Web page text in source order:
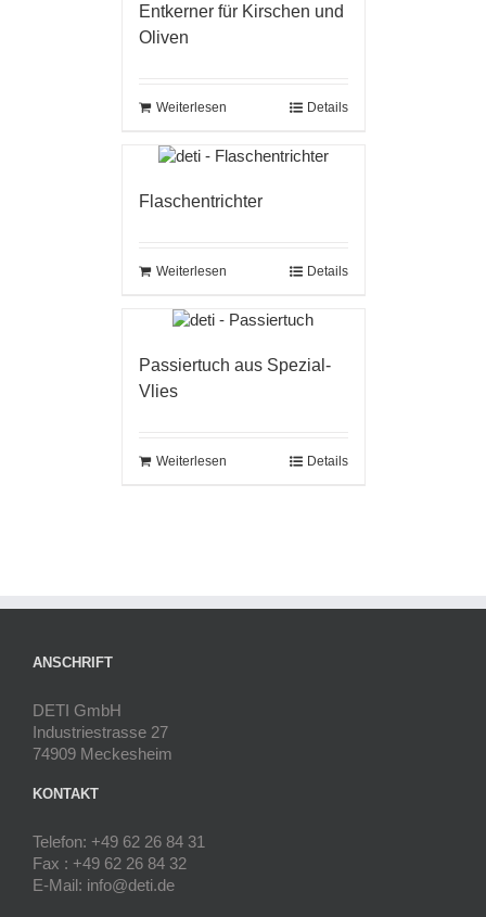
Entkerner für Kirschen und
Oliven
Weiterlesen Details
Flaschentrichter
Weiterlesen Details
Passiertuch aus Spezial-
Vlies
Weiterlesen Details
ANSCHRIFT
DETI GmbH
Industriestrasse 27
74909 Meckesheim
KONTAKT
Telefon: +49 62 26 84 31
Fax : +49 62 26 84 32
E-Mail: info@deti.de